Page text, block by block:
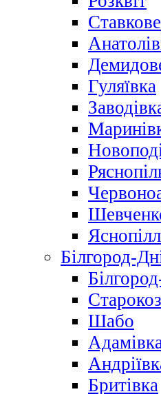
Ставкове
Гуляївка
Білгород-
Шабо
Бритівка